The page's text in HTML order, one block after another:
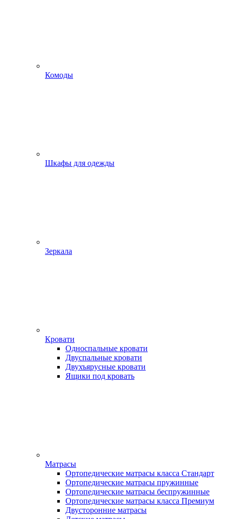
Комоды
Шкафы для одежды
Зеркала
Кровати
Односпальные кровати
Двуспальные кровати
Двухъярусные кровати
Ящики под кровать
Матрасы
Ортопедические матрасы класса Стандарт
Ортопедические матрасы пружинные
Ортопедические матрасы беспружинные
Ортопедические матрасы класса Премиум
Двусторонние матрасы